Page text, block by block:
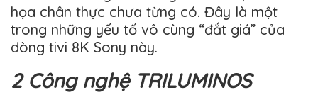
họa chân thực chưa từng có. Đây là một
trong những yếu tố vô cùng “đắt giá” của
dòng tivi 8K Sony này.
2 Công nghệ TRILUMINOS